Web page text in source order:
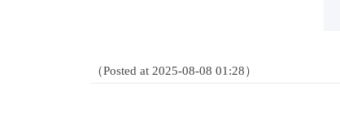
（Posted at 2025-08-08 01:28）